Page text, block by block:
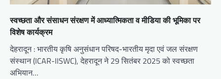
स्वच्छता और संसाधन संरक्षण में आध्यात्मिकता व मीडिया की भूमिका पर
विशेष कार्यक्रम
देहरादून : भारतीय कृषि अनुसंधान परिषद-भारतीय मृदा एवं जल संरक्षण
संस्थान (ICAR-IISWC), देहरादून ने 29 सितंबर 2025 को स्वच्छता
अभियान…